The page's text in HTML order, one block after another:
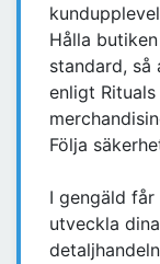
Hålla
standard,
enligt
Följa
I gengäld
utveckla